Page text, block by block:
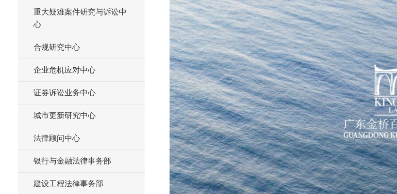
重大疑难案件研究与诉讼中
心
合规研究中心
企业危机应对中心
证券诉讼业务中心
城市更新研究中心
法律顾问中心
银行与金融法律事务部
建设工程法律事务部